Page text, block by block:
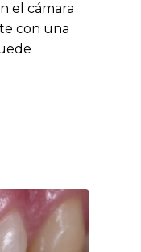
el cámara
con una